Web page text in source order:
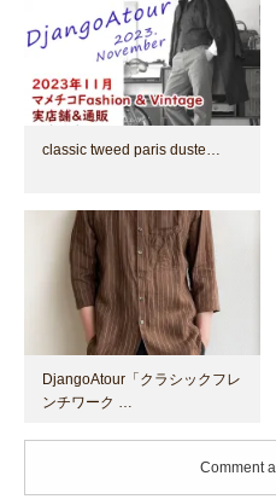
classic tweed paris duste…
DjangoAtour「クラシックフレ
ンチワーク …
Comment